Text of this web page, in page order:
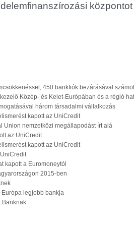
központot
450 bankfiók bezárásával
Közép- és Kelet-Európában és a régió
három társadalmi vállalkozás
kapott az UniCredit
Union nemzetközi megállapodást írt alá
az UniCredit
kapott az UniCredit
kapott a Euromoneytól
2015-ben
legjobb bankja
Banknak